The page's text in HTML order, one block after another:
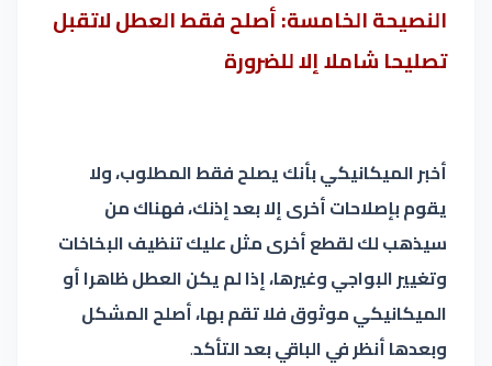
النصيحة الخامسة: أصلح فقط العطل لاتقبل
تصليحا شاملا إلا للضرورة
أخبر الميكانيكي بأنك يصلح فقط المطلوب، ولا
يقوم بإصلاحات أخرى إلا بعد إذنك، فهناك من
سيذهب لك لقطع أخرى مثل عليك تنظيف البخاخات
وتغيير البواجي وغيرها، إذا لم يكن العطل ظاهرا أو
الميكانيكي موثوق فلا تقم بها، أصلح المشكل
وبعدها أنظر في الباقي بعد التأكد.